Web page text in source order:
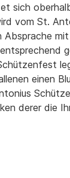
sich
vom St.
Absprache
einen
derer die